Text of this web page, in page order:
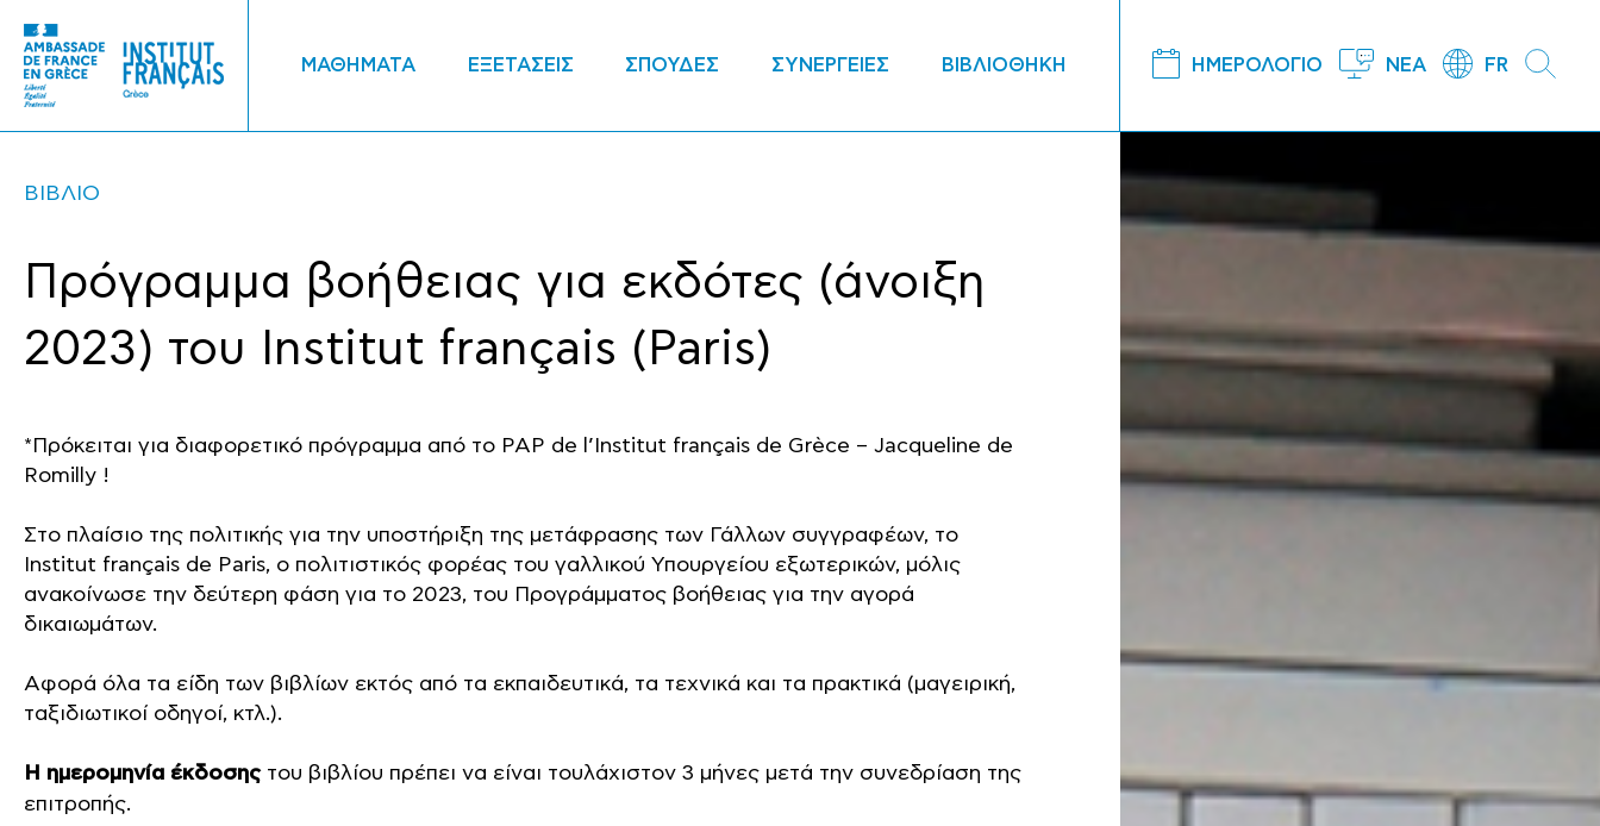
ΜΑΘΗΜΑΤΑ ΕΞΕΤΑΣΕΙΣ ΣΠΟΥΔΕΣ ΣΥΝΕΡΓΕΙΕΣ ΒΙΒΛΙΟΘΗΚΗ ΗΜΕΡΟΛΟΓΙΟ ΝΕΑ FR
ΒΙΒΛΙΟ
Πρόγραμμα βοήθειας για εκδότες (άνοιξη
2023) του Institut français (Paris)
*Πρόκειται για διαφορετικό πρόγραμμα από το PAP de l’Institut français de Grèce – Jacqueline de
Romilly !
Στο πλαίσιο της πολιτικής για την υποστήριξη της μετάφρασης των Γάλλων συγγραφέων, το
Institut français de Paris, ο πολιτιστικός φορέας του γαλλικού Υπουργείου εξωτερικών, μόλις
ανακοίνωσε την δεύτερη φάση για το 2023, του Προγράμματος βοήθειας για την αγορά
δικαιωμάτων.
Αφορά όλα τα είδη των βιβλίων εκτός από τα εκπαιδευτικά, τα τεχνικά και τα πρακτικά (μαγειρική,
ταξιδιωτικοί οδηγοί, κτλ.).
Η ημερομηνία έκδοσηςτου βιβλίου πρέπει να είναι τουλάχιστον 3 μήνες μετά την συνεδρίαση της
επιτροπής.